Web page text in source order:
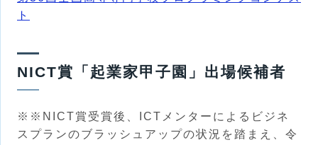
ト
NICT賞「起業家甲子園」出場候補者
※※NICT賞受賞後、ICTメンターによるビジネ
スプランのブラッシュアップの状況を踏まえ、令